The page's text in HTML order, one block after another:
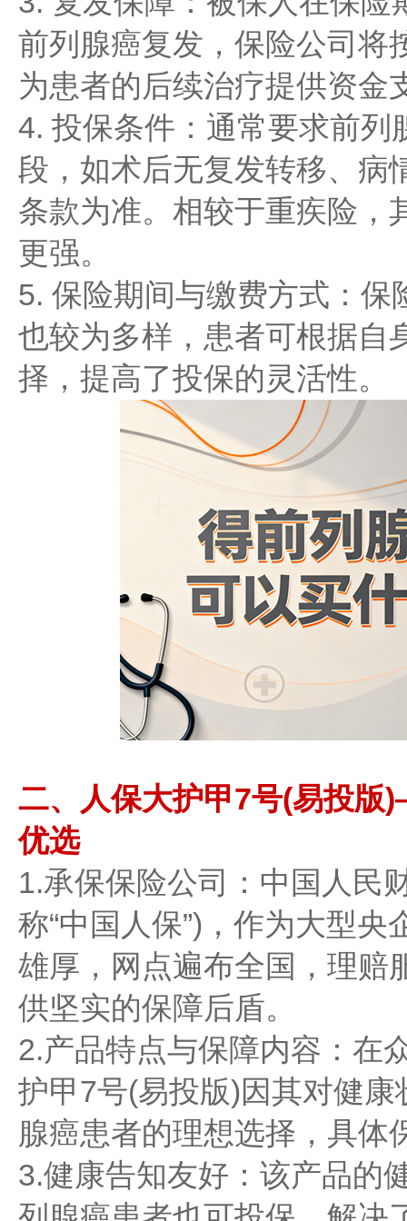
前列腺癌复发，保险公司将
为患者的后续治疗提供资金
4. 投保条件：通常要求前列
段，如术后无复发转移、病
条款为准。相较于重疾险，
更强。
5. 保险期间与缴费方式：
也较为多样，患者可根据自
择，提高了投保的灵活性。
二、人保大护甲7号(易投
优选
1.承保保险公司：中国人民
称“中国人保”)，作为大型
雄厚，网点遍布全国，理赔
供坚实的保障后盾。
2.产品特点与保障内容：在
护甲7号(易投版)因其对健
腺癌患者的理想选择，具体
3.健康告知友好：该产品的